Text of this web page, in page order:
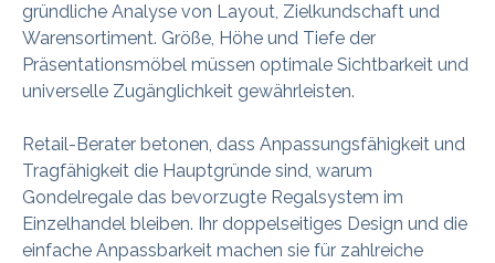
gründliche Analyse von Layout, Zielkundschaft und
Warensortiment. Größe, Höhe und Tiefe der
Präsentationsmöbel müssen optimale Sichtbarkeit und
universelle Zugänglichkeit gewährleisten.
Retail-Berater betonen, dass Anpassungsfähigkeit und
Tragfähigkeit die Hauptgründe sind, warum
Gondelregale das bevorzugte Regalsystem im
Einzelhandel bleiben. Ihr doppelseitiges Design und die
einfache Anpassbarkeit machen sie für zahlreiche